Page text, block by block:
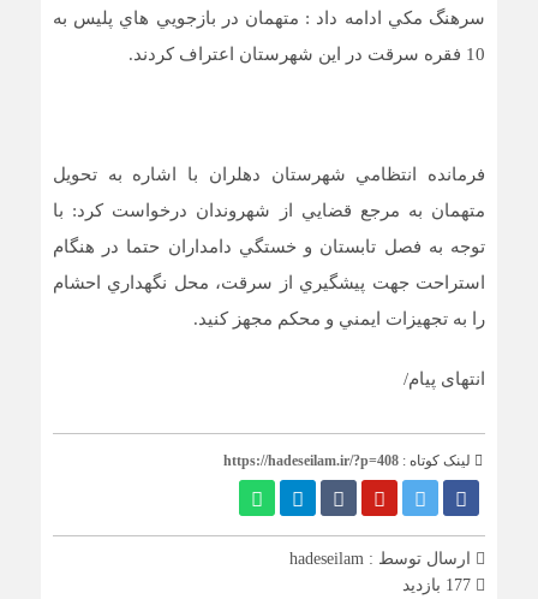
سرهنگ مکي ادامه داد : متهمان در بازجويي هاي پليس به
10 فقره سرقت در اين شهرستان اعتراف کردند.
فرمانده انتظامي شهرستان دهلران با اشاره به تحويل
متهمان به مرجع قضایي از شهروندان درخواست کرد: با
توجه به فصل تابستان و خستگي دامداران حتما در هنگام
استراحت جهت پيشگيري از سرقت، محل نگهداري احشام
را به تجهيزات ايمني و محکم مجهز کنيد.
انتهای پیام/
لینک کوتاه : https://hadeseilam.ir/?p=408
ارسال توسط : hadeseilam